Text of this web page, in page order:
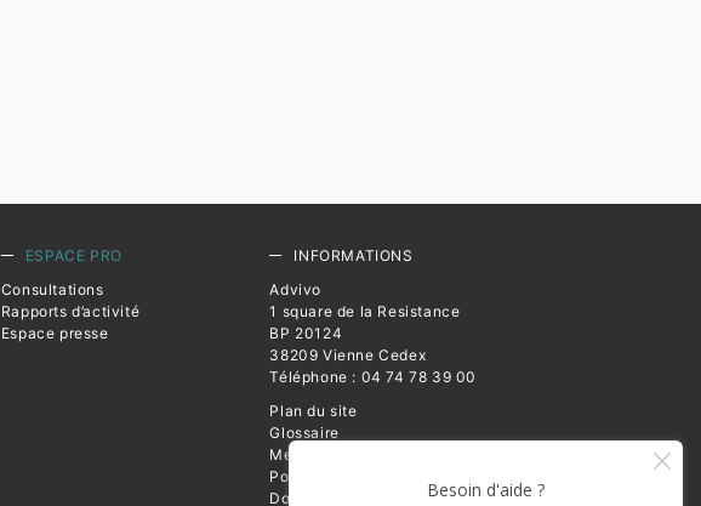
ESPACE PRO
Consultations
Rapports d’activité
Espace presse
INFORMATIONS
Advivo
1 square de la Resistance
BP 20124
38209 Vienne Cedex
Téléphone : 04 74 78 39 00
Plan du site
Glossaire
Mentions légales
Politique de Protection des
Données